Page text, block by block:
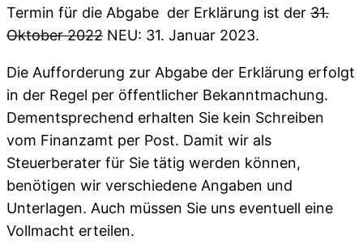
Termin für die Abgabe der Erklärung ist der 31.
Oktober 2022 NEU: 31. Januar 2023.
Die Aufforderung zur Abgabe der Erklärung erfolgt
in der Regel per öffentlicher Bekanntmachung.
Dementsprechend erhalten Sie kein Schreiben
vom Finanzamt per Post. Damit wir als
Steuerberater für Sie tätig werden können,
benötigen wir verschiedene Angaben und
Unterlagen. Auch müssen Sie uns eventuell eine
Vollmacht erteilen.